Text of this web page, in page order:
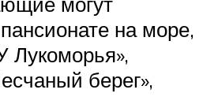
на море,
Лукоморья»,
берег»,